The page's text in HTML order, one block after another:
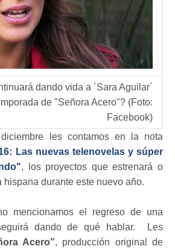
dando vida a ´Sara Aguilar´
de "Señora Acero"? (Foto:
Facebook)
les contamos en la nota
Las nuevas telenovelas y súper
, los proyectos que estrenará o
hispana durante este nuevo año.
mencionamos el regreso de una
dando de qué hablar. Les
Acero", producción original de